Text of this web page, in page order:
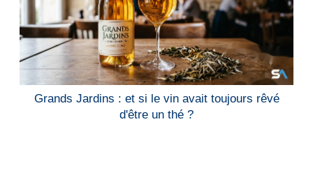
Grands Jardins : et si le vin avait toujours rêvé
d'être un thé ?